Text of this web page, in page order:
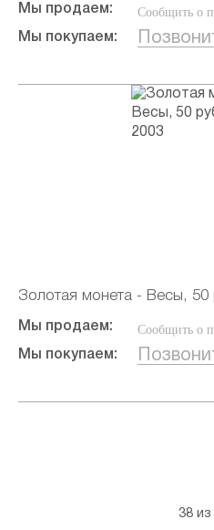
Мы продаем: Сообщить о
Мы покупаем:
Золотая монета - Весы, 50
Мы продаем: Сообщить о
Мы покупаем:
38 из